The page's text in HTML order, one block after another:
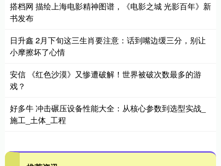
搭档网 描绘上海电影精神图谱，《电影之城 光影百年》新
书发布
日升鑫 2月下旬这三生肖要注意：话到嘴边缓三分，别让
小摩擦坏了心情
安信 《红色沙漠》又惨遭破解！世界被破次数最多的游
戏？
好多牛 冲击碾压设备性能大全：从核心参数到选型实战_
施工_土体_工程